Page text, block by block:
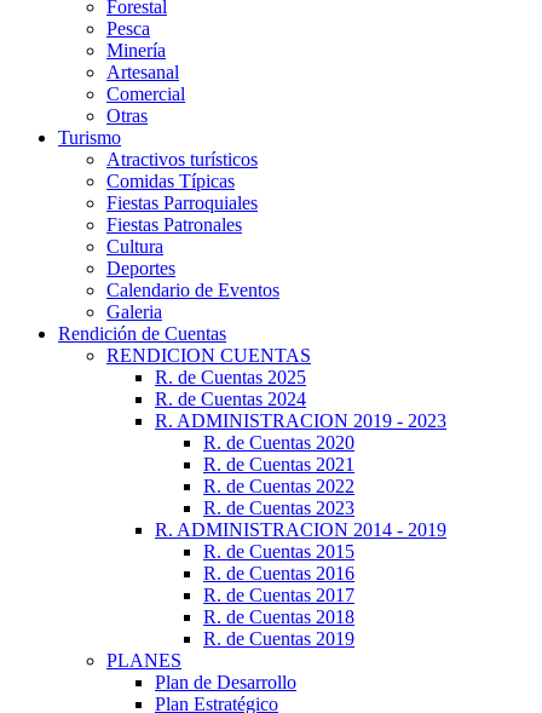
Forestal
Pesca
Minería
Artesanal
Comercial
Otras
Turismo
Atractivos turísticos
Comidas Típicas
Fiestas Parroquiales
Fiestas Patronales
Cultura
Deportes
Calendario de Eventos
Galeria
Rendición de Cuentas
RENDICION CUENTAS
R. de Cuentas 2025
R. de Cuentas 2024
R. ADMINISTRACION 2019 - 2023
R. de Cuentas 2020
R. de Cuentas 2021
R. de Cuentas 2022
R. de Cuentas 2023
R. ADMINISTRACION 2014 - 2019
R. de Cuentas 2015
R. de Cuentas 2016
R. de Cuentas 2017
R. de Cuentas 2018
R. de Cuentas 2019
PLANES
Plan de Desarrollo
Plan Estratégico